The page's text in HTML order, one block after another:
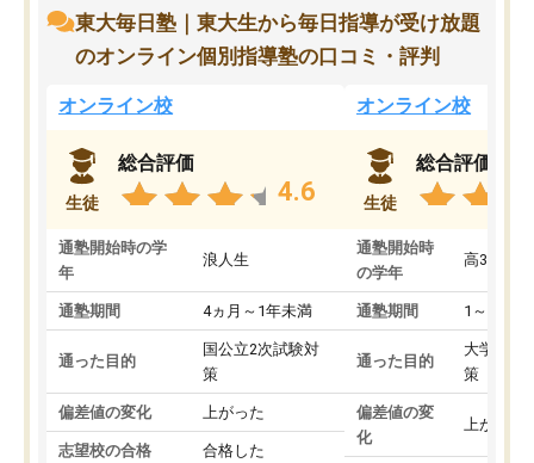
東大毎日塾｜東大生から毎日指導が受け放題
のオンライン個別指導塾の口コミ・評判
オンライン校
生徒
総合評価
4.6
通塾開始時の学
年
浪人生
通塾期間 4ヵ月～1年未満
通った目的
国公立2次試験対
策
偏差値の変化 上がった
志望校の合格 合格した
オンライン校
生徒
総合評価
通塾開始時
の学年
高3
通塾期間 1～3ヵ月
通った目的
大学入学
策
偏差値の変
化
上がった